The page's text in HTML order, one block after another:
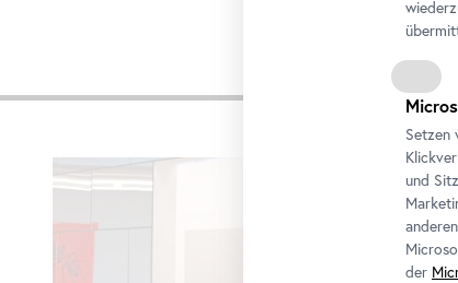
überspringen
Setzen
und
der